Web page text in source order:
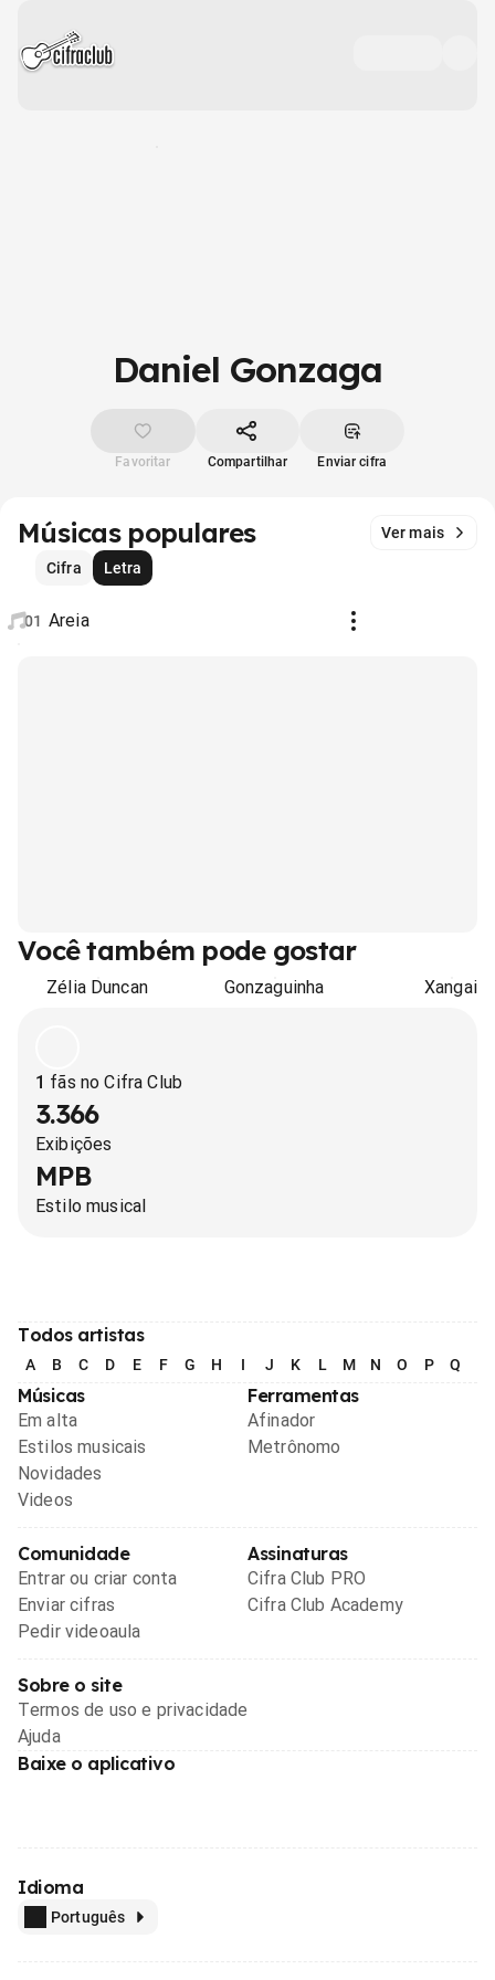
Daniel Gonzaga
Favoritar Compartilhar Enviar cifra
Músicas populares
Ver mais
Cifra
Letra
01 Areia
Você também pode gostar
Zélia Duncan Gonzaguinha Xangai
1 fãs no Cifra Club
3.366
Exibições
MPB
Estilo musical
Todos artistas
A B C D E F G H I J K L M N O P Q
Músicas
Em alta
Estilos musicais
Novidades
Videos
Ferramentas
Afinador
Metrônomo
Comunidade
Entrar ou criar conta
Enviar cifras
Pedir videoaula
Assinaturas
Cifra Club PRO
Cifra Club Academy
Sobre o site
Termos de uso e privacidade
Ajuda
Baixe o aplicativo
Idioma
Português